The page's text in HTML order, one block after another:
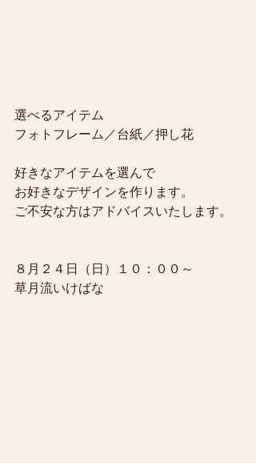
選べるアイテム
フォトフレーム／台紙／押し花
好きなアイテムを選んで
お好きなデザインを作ります。
ご不安な方はアドバイスいたします。
８月２４日（日）１０：００～
草月流いけばな